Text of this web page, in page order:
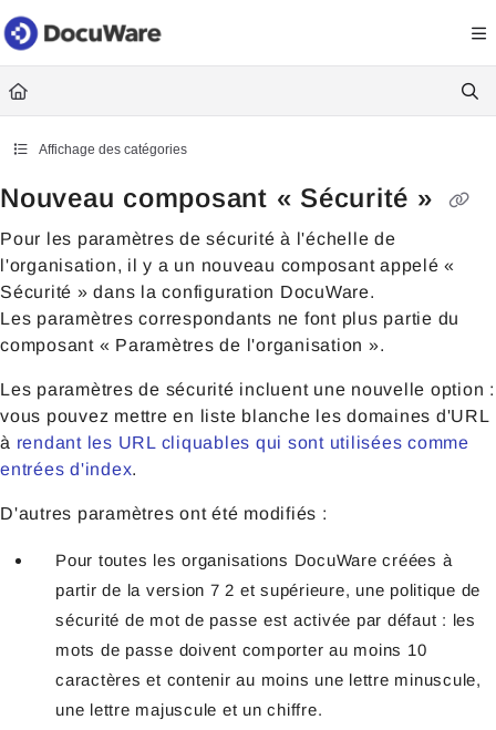
Documentation Index
Fetch the complete documentation index at: https://
Use this file to discover all available pages before exploring further.
Affichage des catégories
Nouveau composant « Sécurité »
Pour les paramètres de sécurité à l'échelle de
l'organisation, il y a un nouveau composant appelé «
Sécurité » dans la configuration DocuWare.
Les paramètres correspondants ne font plus partie du
composant « Paramètres de l'organisation ».
Les paramètres de sécurité incluent une nouvelle option :
vous pouvez mettre en liste blanche les domaines d'URL
à rendant les URL cliquables qui sont utilisées comme
entrées d'index.
D'autres paramètres ont été modifiés :
Pour toutes les organisations DocuWare créées à
partir de la version 7 2 et supérieure, une politique de
sécurité de mot de passe est activée par défaut : les
mots de passe doivent comporter au moins 10
caractères et contenir au moins une lettre minuscule,
une lettre majuscule et un chiffre.